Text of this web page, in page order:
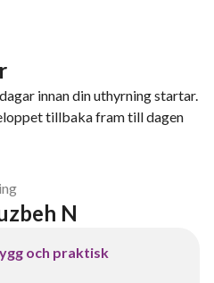
innan din uthyrning startar.
tillbaka fram till dagen
N
och praktisk